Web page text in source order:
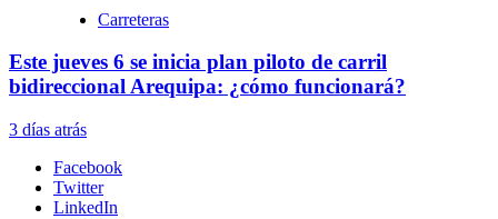
Carreteras
Este jueves 6 se inicia plan piloto de carril
bidireccional Arequipa: ¿cómo funcionará?
3 días atrás
Facebook
Twitter
LinkedIn